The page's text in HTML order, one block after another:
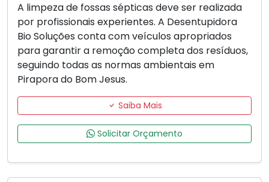
A limpeza de fossas sépticas deve ser realizada
por profissionais experientes. A Desentupidora
Bio Soluções conta com veículos apropriados
para garantir a remoção completa dos resíduos,
seguindo todas as normas ambientais em
Pirapora do Bom Jesus.
Saiba Mais
Solicitar Orçamento